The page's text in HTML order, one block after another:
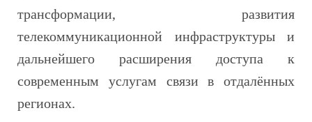
трансформации, развития
телекоммуникационной инфраструктуры и
дальнейшего расширения доступа к
современным услугам связи в отдалённых
регионах.